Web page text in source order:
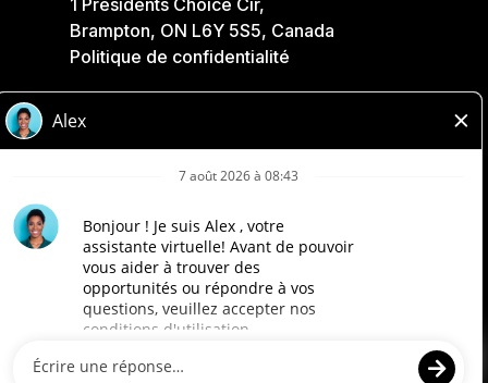
1 Presidents Choice Cir,
Brampton, ON L6Y 5S5, Canada
Politique de confidentialité
Accessibilité
Compagnies Loblaw